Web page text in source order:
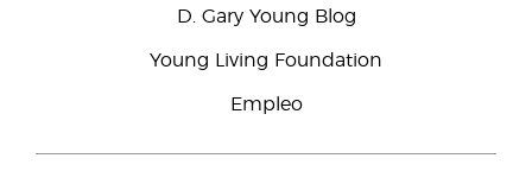
D. Gary Young Blog
Young Living Foundation
Empleo